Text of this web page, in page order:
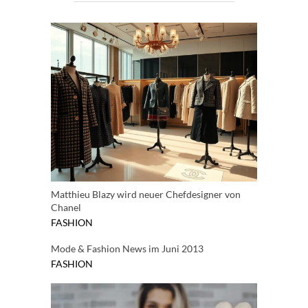
Matthieu Blazy wird neuer Chefdesigner von
Chanel
FASHION
Mode & Fashion News im Juni 2013
FASHION